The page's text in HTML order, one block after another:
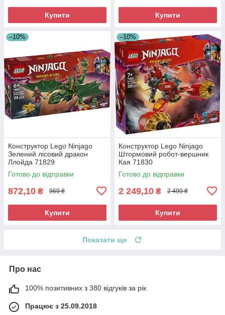
Купити Купити
–10%
Конструктор Lego Ninjago
Зелений лісовий дракон
Ллойда 71829
Готово до відправки
872,10 ₴ 969 ₴
Купити
–10%
Конструктор Lego Ninjago
Штормовий робот-вершник
Кая 71830
Готово до відправки
2 249,10 ₴ 2 499 ₴
Купити
Показати ще
Про нас
100% позитивних з 380 відгуків за рік
Працює з 25.09.2018